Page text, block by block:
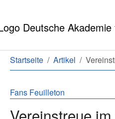
Sie sind hier:
Startseite Artikel
Fans Feuilleton